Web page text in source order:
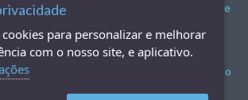
sistema de gestão empresarial
programa de
software de gestão empresarial gratuito
financeira gestão administrativa e financeira
gestão
para personalizar e melhorar
com o nosso site, e aplicativo.